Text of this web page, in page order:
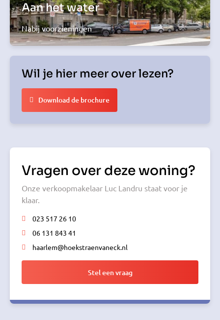
Aan het water
Nabij voorzieningen
Wil je hier meer over lezen?
Download de brochure
Vragen over deze woning?
Onze verkoopmakelaar Luc Landru staat voor je
klaar.
023 517 26 10
06 131 843 41
haarlem@hoekstraenvaneck.nl
Stel een vraag